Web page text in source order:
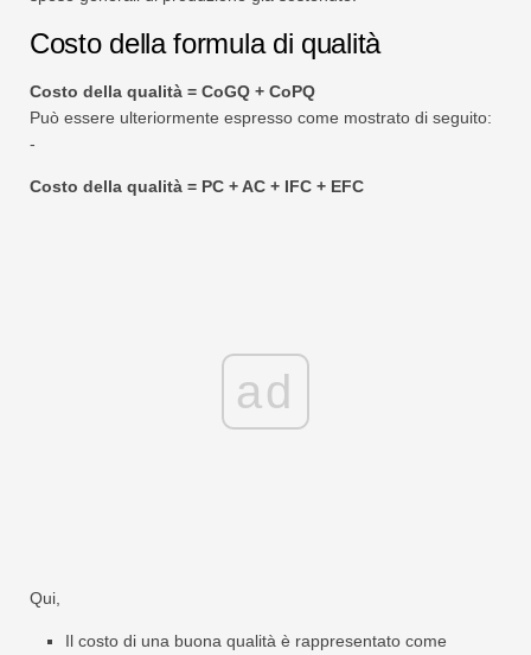
Costo della formula di qualità
Costo della qualità = CoGQ + CoPQ
Può essere ulteriormente espresso come mostrato di seguito:
-
Costo della qualità = PC + AC + IFC + EFC
ad
Qui,
Il costo di una buona qualità è rappresentato come